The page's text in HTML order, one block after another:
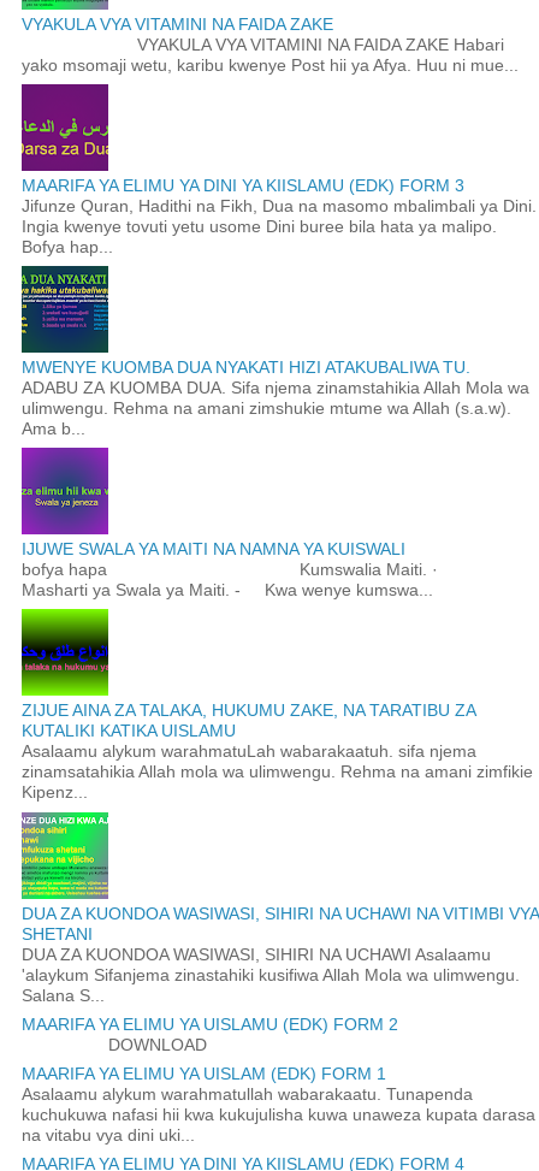
VYAKULA VYA VITAMINI NA FAIDA ZAKE
VYAKULA VYA VITAMINI NA FAIDA ZAKE Habari
yako msomaji wetu, karibu kwenye Post hii ya Afya. Huu ni mue...
MAARIFA YA ELIMU YA DINI YA KIISLAMU (EDK) FORM 3
Jifunze Quran, Hadithi na Fikh, Dua na masomo mbalimbali ya Dini.
Ingia kwenye tovuti yetu usome Dini buree bila hata ya malipo.
Bofya hap...
MWENYE KUOMBA DUA NYAKATI HIZI ATAKUBALIWA TU.
ADABU ZA KUOMBA DUA. Sifa njema zinamstahikia Allah Mola wa
ulimwengu. Rehma na amani zimshukie mtume wa Allah (s.a.w).
Ama b...
IJUWE SWALA YA MAITI NA NAMNA YA KUISWALI
bofya hapa Kumswalia Maiti. ·
Masharti ya Swala ya Maiti. - Kwa wenye kumswa...
ZIJUE AINA ZA TALAKA, HUKUMU ZAKE, NA TARATIBU ZA
KUTALIKI KATIKA UISLAMU
Asalaamu alykum warahmatuLah wabarakaatuh. sifa njema
zinamsatahikia Allah mola wa ulimwengu. Rehma na amani zimfikie
Kipenz...
DUA ZA KUONDOA WASIWASI, SIHIRI NA UCHAWI NA VITIMBI VYA
SHETANI
DUA ZA KUONDOA WASIWASI, SIHIRI NA UCHAWI Asalaamu
'alaykum Sifanjema zinastahiki kusifiwa Allah Mola wa ulimwengu.
Salana S...
MAARIFA YA ELIMU YA UISLAMU (EDK) FORM 2
DOWNLOAD
MAARIFA YA ELIMU YA UISLAM (EDK) FORM 1
Asalaamu alykum warahmatullah wabarakaatu. Tunapenda
kuchukuwa nafasi hii kwa kukujulisha kuwa unaweza kupata darasa
na vitabu vya dini uki...
MAARIFA YA ELIMU YA DINI YA KIISLAMU (EDK) FORM 4